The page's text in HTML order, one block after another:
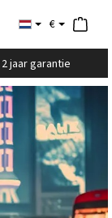
€
jaar garantie